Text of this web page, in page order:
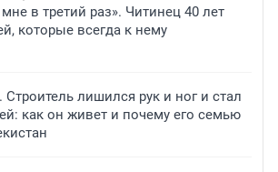
в третий раз». Читинец 40 лет
которые всегда к нему
лишился рук и ног и стал
как он живет и почему его семью